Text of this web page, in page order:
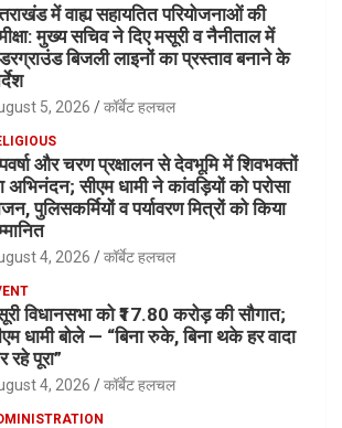
में वाह्य सहायतित परियोजनाओं की
मुख्य सचिव ने दिए मसूरी व नैनीताल में
बिजली लाइनों का प्रस्ताव बनाने के
5, 2026 कॉर्बेट हलचल
और चरण प्रक्षालन से देवभूमि में शिवभक्तों
अभिनंदन; सीएम धामी ने कांवड़ियों को परोसा
पुलिसकर्मियों व पर्यावरण मित्रों को किया
4, 2026 कॉर्बेट हलचल
विधानसभा को ₹17.80 करोड़ की सौगात;
धामी बोले — “बिना रुके, बिना थके हर वादा
रहे पूरा”
4, 2026 कॉर्बेट हलचल